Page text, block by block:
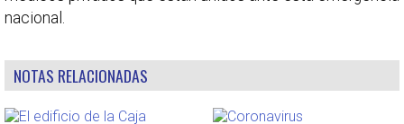
nacional.
NOTAS RELACIONADAS